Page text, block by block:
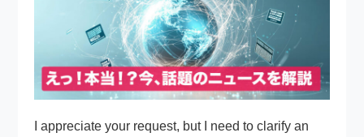
I appreciate your request, but I need to clarify an